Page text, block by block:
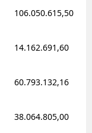
106.050.615,50
14.162.691,60
60.793.132,16
38.064.805,00